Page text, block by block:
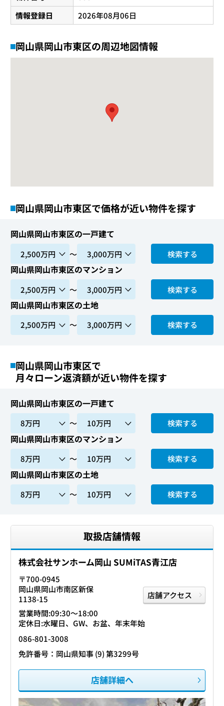
情報登録日
2026年08月06日
岡山県岡山市東区の周辺地図情報
岡山県岡山市東区で価格が近い物件を探す
岡山県岡山市東区の一戸建て
〜 検索する
岡山県岡山市東区のマンション
〜 検索する
岡山県岡山市東区の土地
〜 検索する
岡山県岡山市東区で
月々ローン返済額が近い物件を探す
岡山県岡山市東区の一戸建て
〜 検索する
岡山県岡山市東区のマンション
〜 検索する
岡山県岡山市東区の土地
〜 検索する
取扱店舗情報
株式会社サンホーム岡山 SUMiTAS青江店
〒700-0945
岡山県岡山市南区新保
1138-15
店舗アクセス
営業時間:09:30〜18:00
定休日:水曜日、GW、お盆、年末年始
086-801-3008
免許番号：岡山県知事 (9) 第3299号
店舗詳細へ